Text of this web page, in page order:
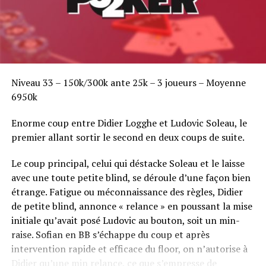
LELLOUCHE ANTONY 206 500
LE MARCHAND STEPHANE 203 500
DE BUEGER BENOIT 202 500
SEBBAN MICHAEL 199 000
MARCHAL BERTRAND 191 000
AZZOUZ MATHIEU 190 000
METRAS ANDRE 185 500
AHRAS KARIM 178 500
LEQUEUX YANN 178 500
Niveau 33 – 150k/300k ante 25k – 3 joueurs – Moyenne
6950k
Enorme coup entre Didier Logghe et Ludovic Soleau, le
premier allant sortir le second en deux coups de suite.
Le coup principal, celui qui déstacke Soleau et le laisse
avec une toute petite blind, se déroule d’une façon bien
étrange. Fatigue ou méconnaissance des règles, Didier
de petite blind, annonce « relance » en poussant la mise
initiale qu’avait posé Ludovic au bouton, soit un min-
raise. Sofian en BB s’échappe du coup et après
intervention rapide et efficace du floor, on n’autorise à
Didier qu’une min relance, ce que s’empresse de